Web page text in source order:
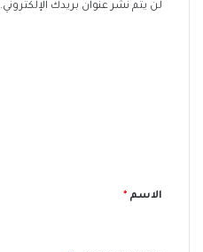
لن يتم نشر عنوان بريدك الإلكتروني.
ق
الاسم *